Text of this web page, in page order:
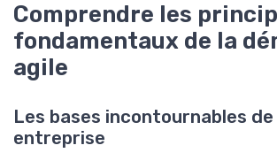
Comprendre les
fondamentaux de la
agile
Les bases incontournables de
entreprise